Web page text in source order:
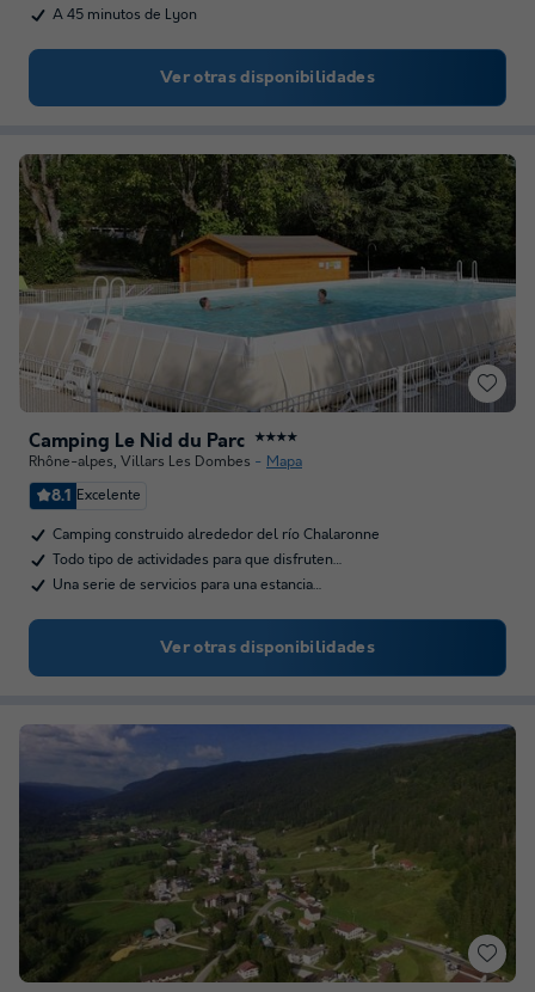
A 45 minutos de Lyon
Ver otras disponibilidades
Camping Le Nid du Parc ★★★★
Rhône-alpes, Villars Les Dombes Mapa
8.1 Excelente
Camping construido alrededor del río Chalaronne
Todo tipo de actividades para que disfruten…
Una serie de servicios para una estancia…
Ver otras disponibilidades